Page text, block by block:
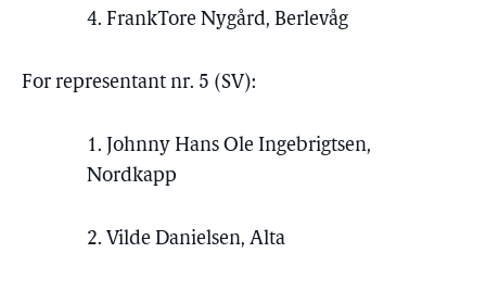
4. FrankTore Nygård, Berlevåg
For representant nr. 5 (SV):
1. Johnny Hans Ole Ingebrigtsen,
Nordkapp
2. Vilde Danielsen, Alta